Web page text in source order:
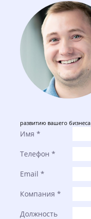
развитию вашего бизнеса
Имя *
Телефон *
Email *
Компания *
Должность